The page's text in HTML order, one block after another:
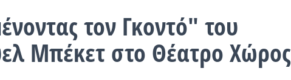
τον Γκοντό" του
Μπέκετ στο Θέατρο Χώρος